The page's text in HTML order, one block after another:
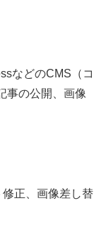
などのCMS（コ
事の公開、画像
修正、画像差し替